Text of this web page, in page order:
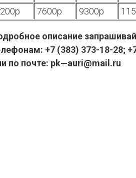
7600р 9300р
описание
+7 (383) 373-18-28;
по почте: pk—auri@mail.ru